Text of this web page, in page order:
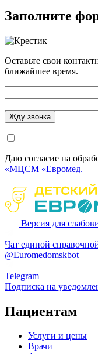
Заполните
Оставьте свои
ближайшее время.
Даю согласие на
«МЦСМ «Евромед.
Версия для
Чат единой
@Euromedomskbot
Telegram
Подписка на
Пациентам
Услуги и цены
Врачи